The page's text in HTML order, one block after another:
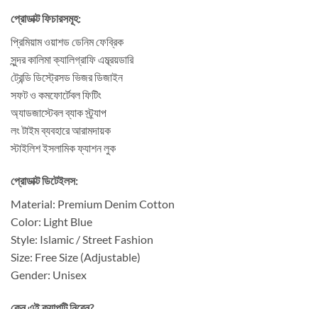
প্রোডাক্ট ফিচারসমূহ:
প্রিমিয়াম ওয়াশড ডেনিম ফেব্রিক
সুন্দর কালিমা ক্যালিগ্রাফি এম্ব্রয়ডারি
ট্রেন্ডি ডিস্ট্রেসড ভিজর ডিজাইন
সফট ও কমফোর্টেবল ফিটিং
অ্যাডজাস্টেবল ব্যাক স্ট্র্যাপ
লং টাইম ব্যবহারে আরামদায়ক
স্টাইলিশ ইসলামিক ফ্যাশন লুক
প্রোডাক্ট ডিটেইলস:
Material: Premium Denim Cotton
Color: Light Blue
Style: Islamic / Street Fashion
Size: Free Size (Adjustable)
Gender: Unisex